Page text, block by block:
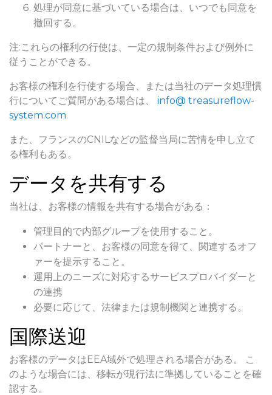
処理が同意に基づいている場合は、いつでも同意を
撤回する。
注:これらの権利の行使は、一定の規制条件および例外に
従うことができる。
お客様の権利を行使する場合、または当社のデータ処理慣
行についてご質問がある場合は、 info@ treasureflow-
system.com.
また、フランスのCNILなどの監督当局に苦情を申し立て
る権利もある。
データを共有する
当社は、お客様の情報を共有する場合がある：
管理目的で内部グループを使用すること。
パートナーと、お客様の同意を得て、関連するオフ
ァーを提示すること。
運用上のニーズに対応するサービスプロバイダーと
の連携
必要に応じて、法律または規制機関と連携する。
国際送迎
お客様のデータはEEA域外で処理される場合がある。 こ
のような場合には、移転が現行法に準拠していることを確
認する。